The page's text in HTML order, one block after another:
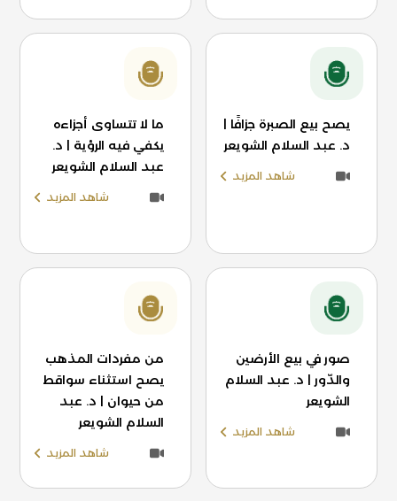
يصح بيع الصبرة جزافًا |
د. عبد السلام الشويعر
شاهد المزيد
ما لا تتساوى أجزاءه
يكفي فيه الرؤية | د.
عبد السلام الشويعر
شاهد المزيد
صور في بيع الأرضين
والدّور | د. عبد السلام
الشويعر
شاهد المزيد
من مفردات المذهب
يصح استثناء سواقط
من حيوان | د. عبد
السلام الشويعر
شاهد المزيد